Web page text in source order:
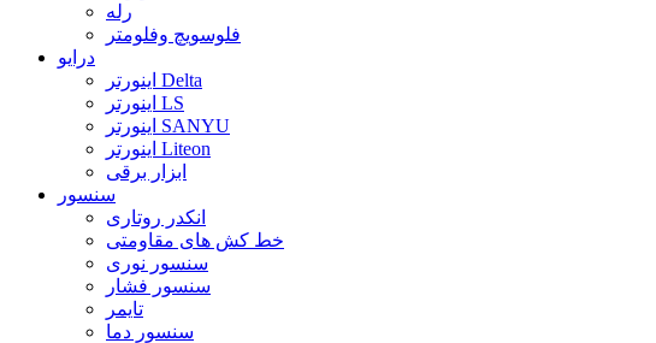
رله
فلوسویچ وفلومتر
درایو
اینورتر Delta
اینورتر LS
اینورتر SANYU
اینورتر Liteon
ابزار برقی
سنسور
انکدر روتاری
خط کش های مقاومتی
سنسور نوری
سنسور فشار
تایمر
سنسور دما